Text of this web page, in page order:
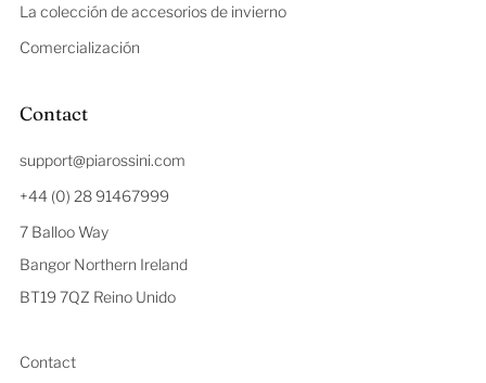
La colección de accesorios de invierno
Comercialización
Contact
support@piarossini.com
+44 (0) 28 91467999
7 Balloo Way
Bangor Northern Ireland
BT19 7QZ Reino Unido
Contact